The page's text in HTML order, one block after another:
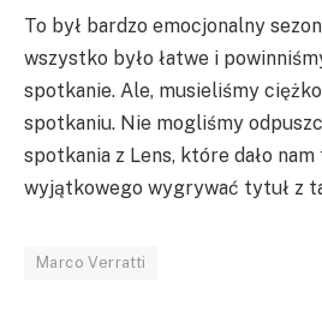
To był bardzo emocjonalny
wszystko było łatwe i
spotkanie. Ale, musieliśmy
spotkaniu. Nie mogliśmy
spotkania z Lens, które dało
wyjątkowego wygrywać tytuł z
Marco Verratti